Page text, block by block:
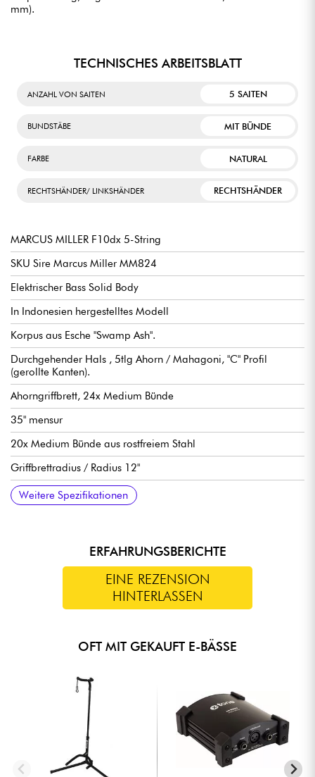
mm).
TECHNISCHES ARBEITSBLATT
ANZAHL VON SAITEN 5 SAITEN
BUNDSTÄBE MIT BÜNDE
FARBE NATURAL
RECHTSHÄNDER/ LINKSHÄNDER RECHTSHÄNDER
MARCUS MILLER F10dx 5-String
SKU Sire Marcus Miller MM824
Elektrischer Bass Solid Body
In Indonesien hergestelltes Modell
Korpus aus Esche "Swamp Ash".
Durchgehender Hals , 5tlg Ahorn / Mahagoni, "C" Profil
(gerollte Kanten).
Ahorngriffbrett, 24x Medium Bünde
35" mensur
20x Medium Bünde aus rostfreiem Stahl
Griffbrettradius / Radius 12"
Halsbreite 1. Bund 45 mm
Tonabnehmer Marcus Custom-H Revolution Set
Sire Marcus Heritage-3 Elektronik, aktiv/passiv abschaltbar
(18v über 2x 9v Batterien)
Lautstärke
Tone
Blender
Bass (Treble)
Middle / Frequency (konzentrische Potentiometer)
Bass
Mini-Schalter (zur Umschaltung aktiv / passiv)
Steg Sire Marcus Miller Marcus Heavymass Custom
stimmmechaniken Sire Premium Diecasting Gear
Knochensattel
Hochglanz Korpus Finish
Satin Hals Finish
Verkauft mit Sire Hartschalenkoffer
Weitere Spezifikationen
ERFAHRUNGSBERICHTE
EINE REZENSION
HINTERLASSEN
OFT MIT GEKAUFT E-BÄSSE